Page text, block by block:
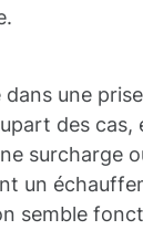
une prise
des cas,
surcharge
un
semble